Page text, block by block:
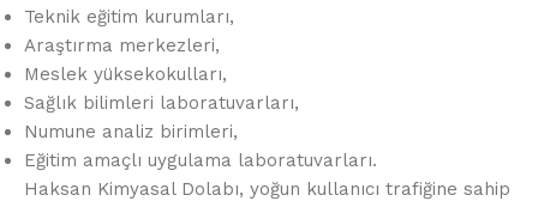
Teknik eğitim kurumları,
Araştırma merkezleri,
Meslek yüksekokulları,
Sağlık bilimleri laboratuvarları,
Numune analiz birimleri,
Eğitim amaçlı uygulama laboratuvarları.
Haksan Kimyasal Dolabı, yoğun kullanıcı trafiğine sahip